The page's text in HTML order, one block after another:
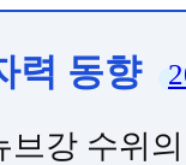
력 동향
강 수위